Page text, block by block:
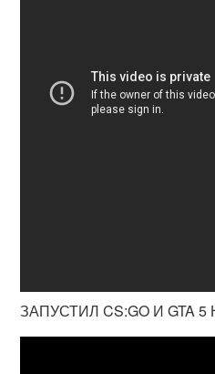
ЗАПУСТИЛ CS:GO И GTA